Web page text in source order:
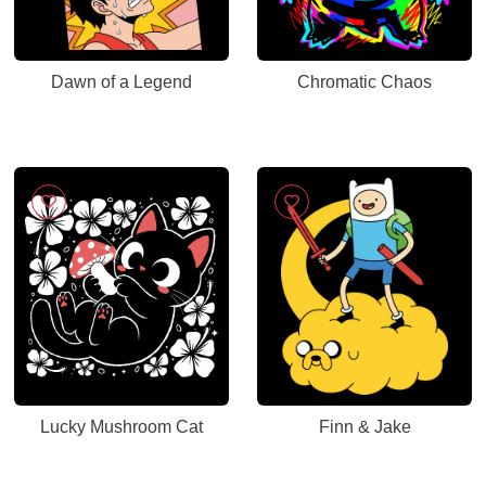
Dawn of a Legend Chromatic Chaos
Lucky Mushroom Cat Finn & Jake